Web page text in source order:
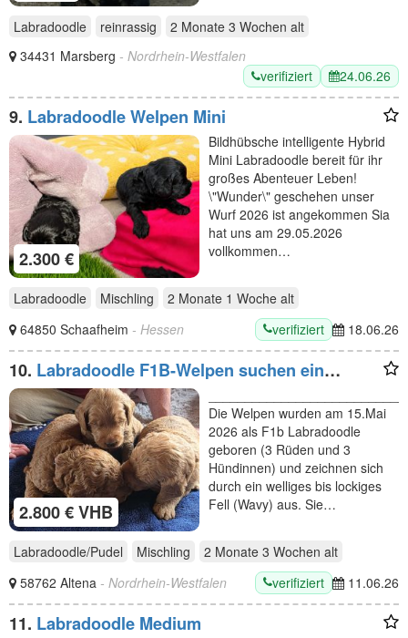
Labradoodle reinrassig 2 Monate 3 Wochen alt
34431 Marsberg - Nordrhein-Westfalen
verifiziert
24.06.26
9. Labradoodle Welpen Mini
2.300 €
Bildhübsche intelligente Hybrid
Mini Labradoodle bereit für ihr
großes Abenteuer Leben!
\"Wunder\" geschehen unser
Wurf 2026 ist angekommen Sia
hat uns am 29.05.2026
vollkommen…
Labradoodle Mischling 2 Monate 1 Woche alt
64850 Schaafheim - Hessen verifiziert 18.06.26
10. Labradoodle F1B-Welpen suchen ein
Zuhause
2.800 € VHB
Die Welpen wurden am 15.Mai
2026 als F1b Labradoodle
geboren (3 Rüden und 3
Hündinnen) und zeichnen sich
durch ein welliges bis lockiges
Fell (Wavy) aus. Sie…
Labradoodle/Pudel Mischling 2 Monate 3 Wochen alt
58762 Altena - Nordrhein-Westfalen verifiziert 11.06.26
11. Labradoodle Medium